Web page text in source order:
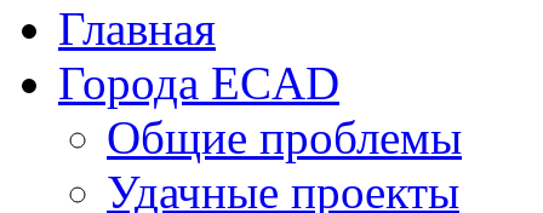
Главная
Города ECAD
Общие проблемы
Удачные проекты